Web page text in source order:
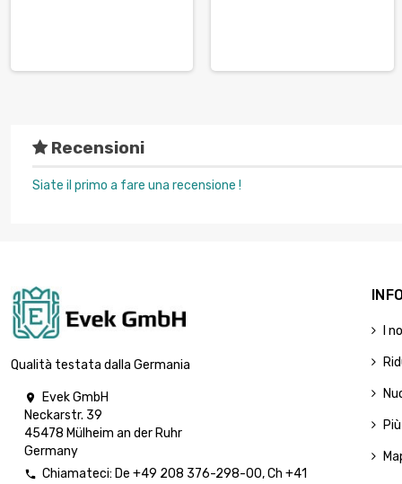
Recensioni
Siate il primo a fare una recensione !
Qualità testata dalla Germania

Evek GmbH
Neckarstr. 39
45478 Mülheim an der Ruhr
Germany
 Chiamateci: De +49 208 376-298-00, Ch +41
I